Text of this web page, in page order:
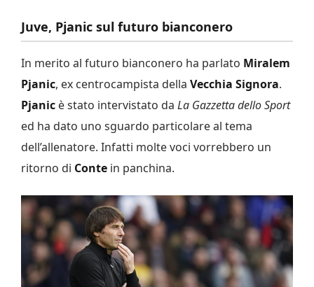
Juve, Pjanic sul futuro bianconero
In merito al futuro bianconero ha parlato Miralem
Pjanic, ex centrocampista della Vecchia Signora.
Pjanic è stato intervistato da La Gazzetta dello Sport
ed ha dato uno sguardo particolare al tema
dell’allenatore. Infatti molte voci vorrebbero un
ritorno di Conte in panchina.